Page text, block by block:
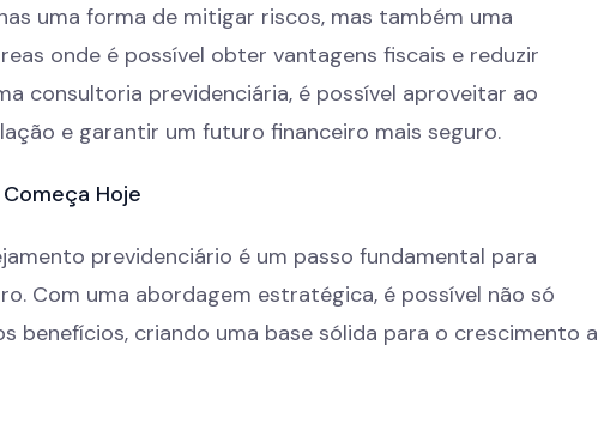
uma forma de mitigar riscos, mas também uma
onde é possível obter vantagens fiscais e reduzir
consultoria previdenciária, é possível aproveitar ao
e garantir um futuro financeiro mais seguro.
Hoje
previdenciário é um passo fundamental para
Com uma abordagem estratégica, é possível não só
benefícios, criando uma base sólida para o crescimento a